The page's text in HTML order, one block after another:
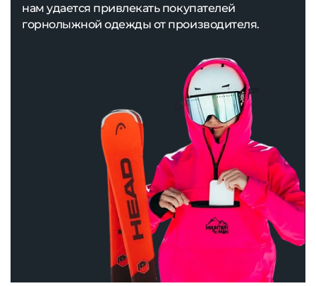
нам удается привлекать покупателей
горнолыжной одежды от производителя.